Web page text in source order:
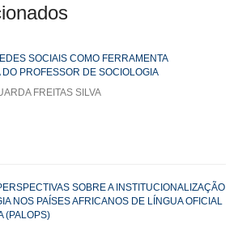
SOCIAIS COMO FERRAMENTA
DO PROFESSOR DE SOCIOLOGIA
FREITAS SILVA
SOBRE A INSTITUCIONALIZAÇÃO
NOS PAÍSES AFRICANOS DE LÍNGUA OFICIAL
(PALOPS)